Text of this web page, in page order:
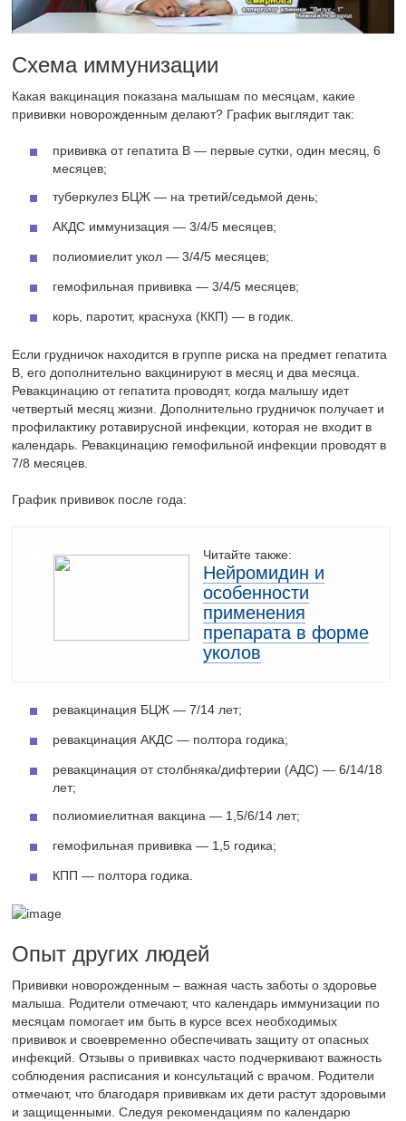
Схема иммунизации
Какая вакцинация показана малышам по месяцам, какие
прививки новорожденным делают? График выглядит так:
прививка от гепатита В — первые сутки, один месяц, 6
месяцев;
туберкулез БЦЖ — на третий/седьмой день;
АКДС иммунизация — 3/4/5 месяцев;
полиомиелит укол — 3/4/5 месяцев;
гемофильная прививка — 3/4/5 месяцев;
корь, паротит, краснуха (ККП) — в годик.
Если грудничок находится в группе риска на предмет гепатита
В, его дополнительно вакцинируют в месяц и два месяца.
Ревакцинацию от гепатита проводят, когда малышу идет
четвертый месяц жизни. Дополнительно грудничок получает и
профилактику ротавирусной инфекции, которая не входит в
календарь. Ревакцинацию гемофильной инфекции проводят в
7/8 месяцев.
График прививок после года:
Читайте также:
Нейромидин и
особенности
применения
препарата в форме
уколов
ревакцинация БЦЖ — 7/14 лет;
ревакцинация АКДС — полтора годика;
ревакцинация от столбняка/дифтерии (АДС) — 6/14/18
лет;
полиомиелитная вакцина — 1,5/6/14 лет;
гемофильная прививка — 1,5 годика;
КПП — полтора годика.
Опыт других людей
Прививки новорожденным – важная часть заботы о здоровье
малыша. Родители отмечают, что календарь иммунизации по
месяцам помогает им быть в курсе всех необходимых
прививок и своевременно обеспечивать защиту от опасных
инфекций. Отзывы о прививках часто подчеркивают важность
соблюдения расписания и консультаций с врачом. Родители
отмечают, что благодаря прививкам их дети растут здоровыми
и защищенными. Следуя рекомендациям по календарю